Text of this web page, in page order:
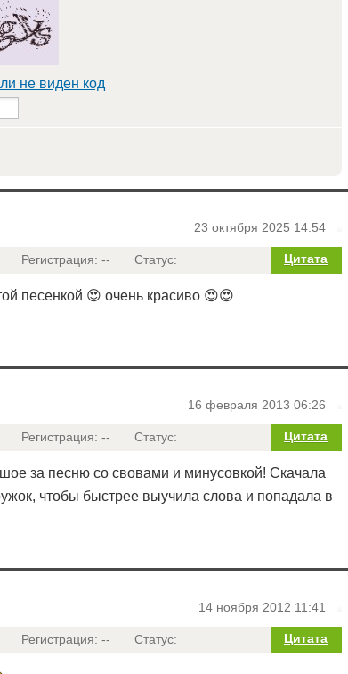
не виден код
23 октября 2025 14:54
Цитата
Регистрация: -- Статус:
песенкой 😍 очень красиво 😍😍
16 февраля 2013 06:26
Цитата
Регистрация: -- Статус:
за песню со свовами и минусовкой! Скачала
чтобы быстрее выучила слова и попадала в
14 ноября 2012 11:41
Цитата
Регистрация: -- Статус: